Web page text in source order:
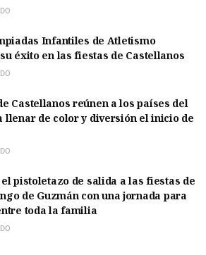
Infantiles de Atletismo
éxito en las fiestas de Castellanos
Castellanos reúnen a los países del
llenar de color y diversión el inicio de
pistoletazo de salida a las fiestas de
de Guzmán con una jornada para
toda la familia